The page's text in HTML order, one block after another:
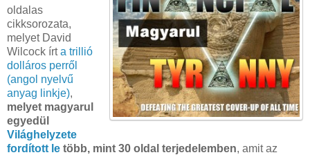
oldalas
cikksorozata,
melyet David
Wilcock írta trillió
dolláros perről
(angol nyelvű
anyag linkje),
melyet magyarul
egyedül
Világhelyzete
fordított le több, mint 30 oldal terjedelemben, amit az